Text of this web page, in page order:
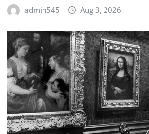
admin545 Aug 3, 2026